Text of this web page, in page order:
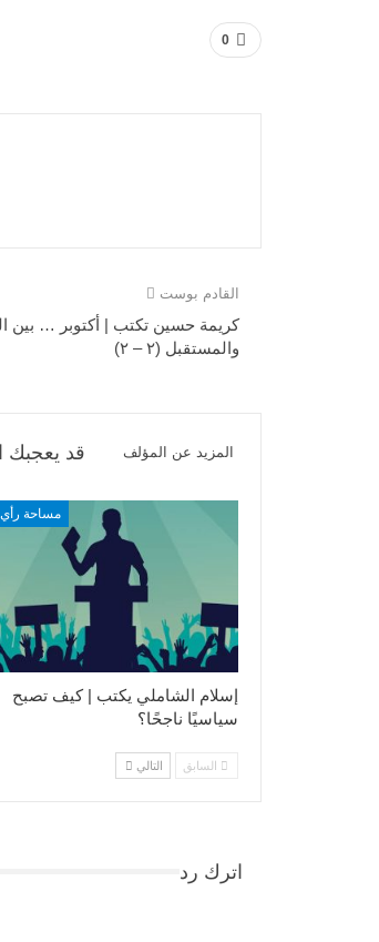
0
القادم بوست
كريمة حسين تكتب | أكتوبر … بين
والمستقبل (٢ – ٢)
قد يعجبك المزيد عن المؤلف
مساحة رأي
إسلام الشاملي يكتب | كيف تصبح
سياسيًا ناجحًا؟
السابق التالي
اترك رد